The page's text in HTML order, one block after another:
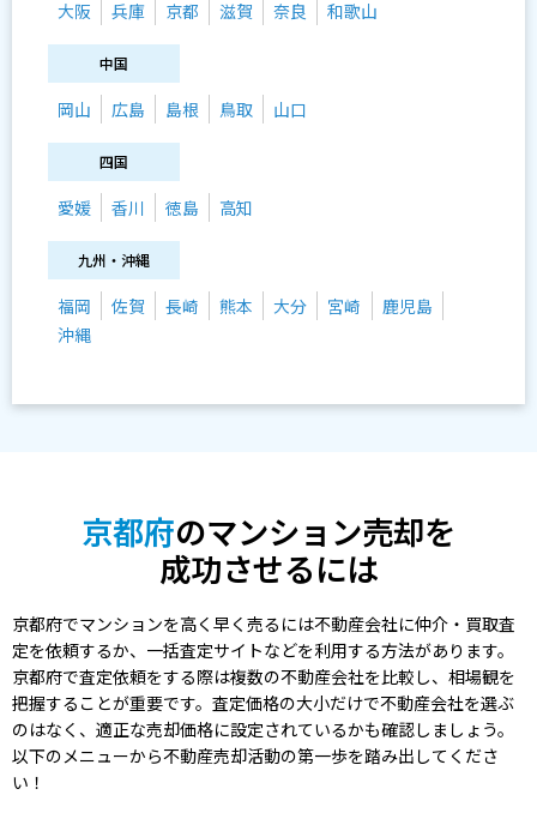
大阪 兵庫 京都 滋賀 奈良 和歌山
中国
岡山 広島 島根 鳥取 山口
四国
愛媛 香川 徳島 高知
九州・沖縄
福岡 佐賀 長崎 熊本 大分 宮崎
鹿児島
沖縄
京都府のマンション売却を
成功させるには
京都府でマンションを高く早く売るには不動産会社に仲介・買取査
定を依頼するか、一括査定サイトなどを利用する方法があります。
京都府で査定依頼をする際は複数の不動産会社を比較し、相場観を
把握することが重要です。査定価格の大小だけで不動産会社を選ぶ
のはなく、適正な売却価格に設定されているかも確認しましょう。
以下のメニューから不動産売却活動の第一歩を踏み出してくださ
い！